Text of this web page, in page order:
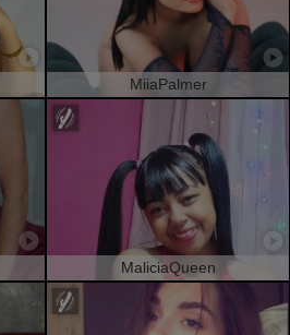
MiiaPalmer
MaliciaQueen